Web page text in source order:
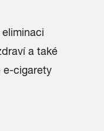
a také
e-cigarety